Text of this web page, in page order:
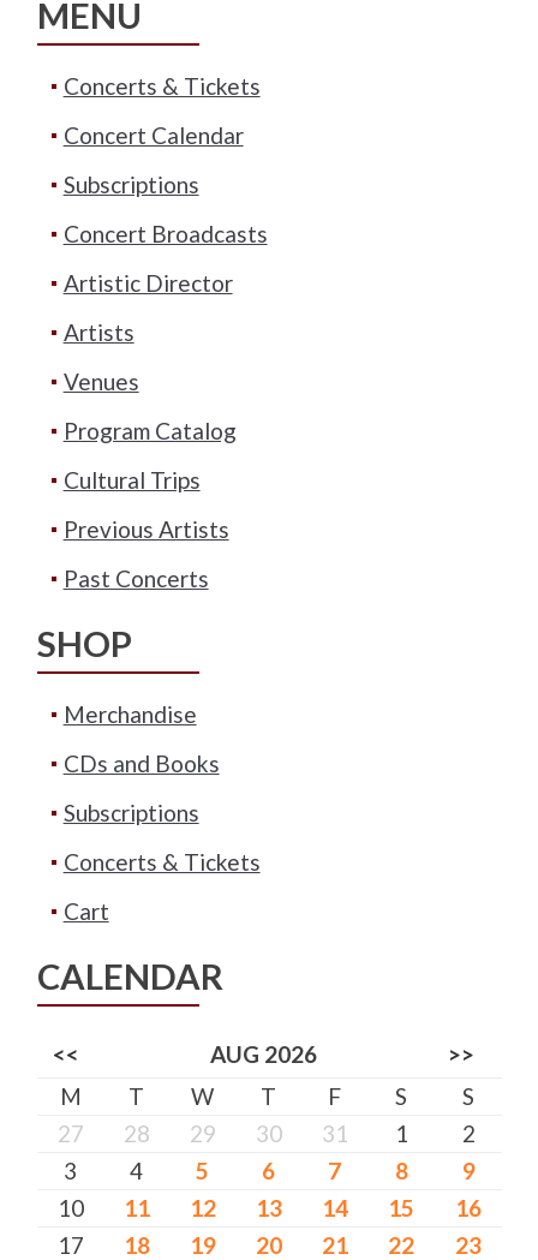
MENU
Concerts & Tickets
Concert Calendar
Subscriptions
Concert Broadcasts
Artistic Director
Artists
Venues
Program Catalog
Cultural Trips
Previous Artists
Past Concerts
SHOP
Merchandise
CDs and Books
Subscriptions
Concerts & Tickets
Cart
CALENDAR
<< AUG 2026
>>
M
T W T F S
S
27
28 29 30 31 1
2
3
4 5 6 7 8
9
10
11 12 13 14 15
16
17
18 19 20 21 22
23